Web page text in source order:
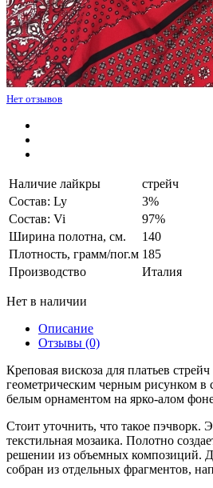
Нет отзывов
Наличие лайкры
стрейч
Состав: Ly
3%
Состав: Vi
97%
Ширина полотна, см.
140
Плотность, грамм/пог.м 185
Производство
Италия
Нет в наличии
Описание
Отзывы (0)
Креповая вискоза для платьев
геометрическим черным рисунком в
белым орнаментом на ярко-алом фоне
Стоит уточнить, что такое пэчворк.
текстильная мозаика. Полотно
решении из объемных композиций.
собран из отдельных фрагментов,